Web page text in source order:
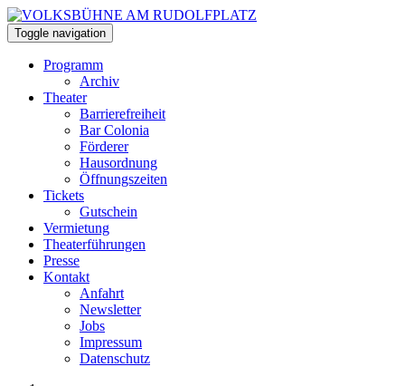
Toggle navigation
Programm
Archiv
Theater
Barrierefreiheit
Bar Colonia
Förderer
Hausordnung
Öffnungszeiten
Tickets
Gutschein
Vermietung
Theaterführungen
Presse
Kontakt
Anfahrt
Newsletter
Jobs
Impressum
Datenschutz